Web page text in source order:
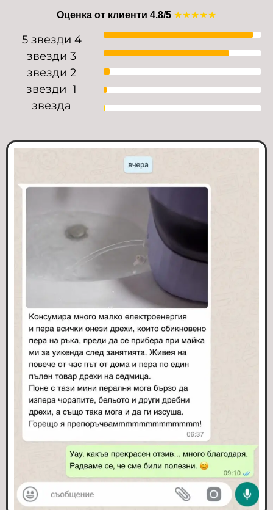
Оценка от клиенти 4.8/5 ★★★★★
5 звезди 4
звезди 3
звезди 2
звезди 1
звезда